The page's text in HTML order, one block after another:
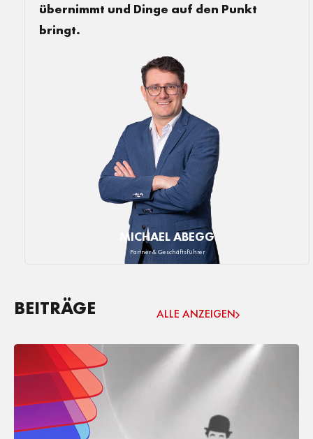
MICHAEL ABEGG
Partner & Geschäftsführer
übernimmt und Dinge auf den Punkt
bringt.
BEITRÄGE ALLE ANZEIGEN